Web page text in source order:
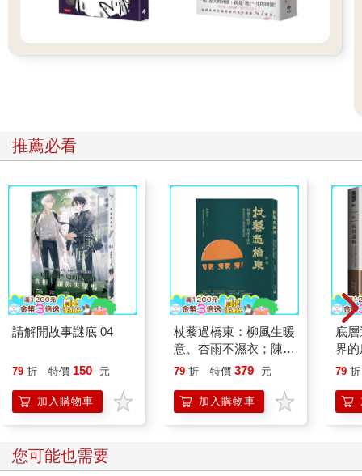
的。桌上什麼也沒有，只有一把小巧的金鑰匙。愛麗絲立刻想
到，這鑰匙也許是用來開大廳裡某道門的，不過唉呀！不是門鎖
太大，就是鑰匙太小，總之就是打不開任何一扇門。不過，當她
繞第二圈時，發現了一道她剛才沒注意到的矮布簾。布簾後面藏
園，是你從沒見過的那種。她多麼渴望能離開陰暗的大廳，在那
一片繽紛的花朵與沁涼的噴泉之間漫步啊，但她卻連頭都擠不進
那道門。「就算頭過得去，」可憐的愛麗絲心想，「肩膀沒辦法
跟著過去也是白搭。啊，要是我能像望遠鏡一樣收起來就好了！
我覺得我辦得到，只要我知道該從哪裡開始就好。」因為你看，
最近實在發生太多離奇的事情了，以至於愛麗絲開始覺得，好像
真的沒什麼事是絕對不可能的。
站在小門旁邊乾等好像也沒什麼意義，於是她又回到桌子那裡，
心裡有點期盼上面會不會又多了一把鑰匙，或者至少有一本教人
怎麼把身體像望遠鏡一樣縮小的說明書。這次，她看到桌上多出
了一個小瓶子（愛麗絲很確定剛剛明明沒看見這種東西），瓶口
綁著一張紙標籤，上面用了大大的字體，工工整整地寫著：「喝
光是說「喝我」當然容易，但聰明的小愛麗絲才不會那麼輕易就
照做。「不，我要先看看，」她說，「看這瓶子上有沒有寫著
『毒藥』兩個字。」她讀過不少溫馨小故事，故事裡的孩子要是
們偏偏不肯把朋友教導自己的簡單規則放在心上，像是燒紅的撥
火棒拿太久會灼傷、用刀子把手指割得非常深的話通常會流血，
推薦必看
請解開故事謎底 04
79 折 特價 150 元
加入購物車
杖藜過橋東：柳風生暖
意、杏雨不濕衣；陳亮
恭談以心轉境的適齡漫
79 折 特價 379 元
加入購物車
底
界
79 折
其他人也買